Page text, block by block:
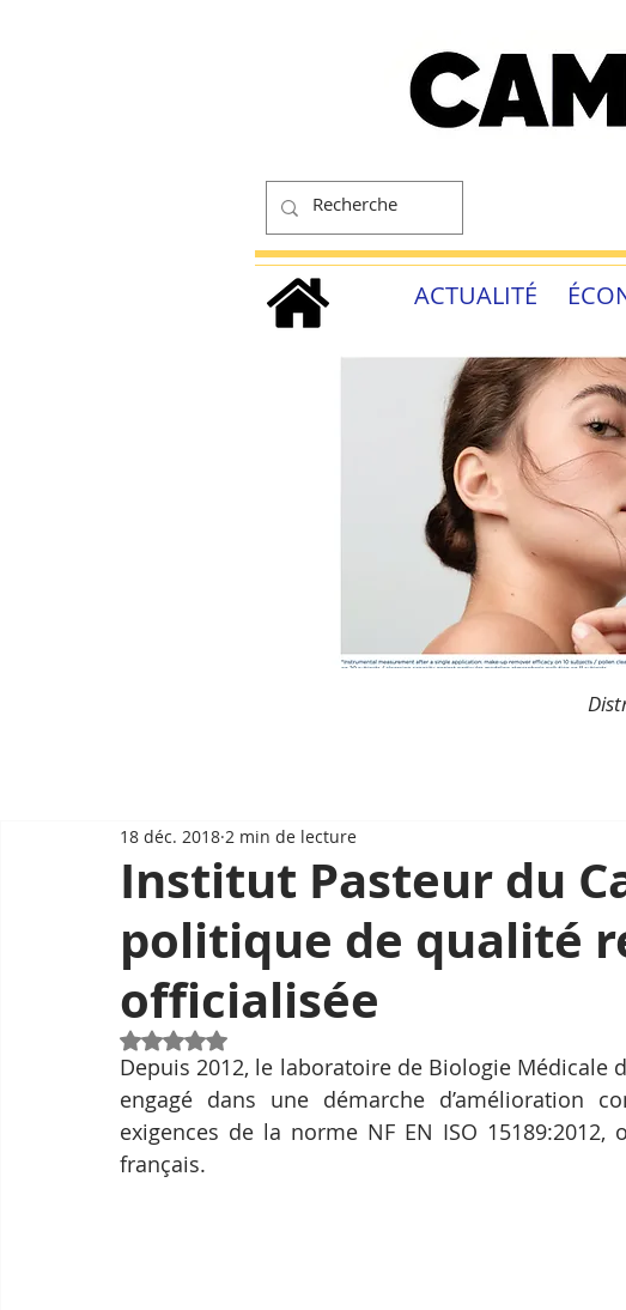
ACTUALITÉ
Institut Pasteur du
politique de qualité
officialisée
18 déc. 2018 2 min de lecture
Noté NaN étoiles sur 5.
Depuis 2012, le laboratoire de Biologie Médicale
engagé dans une démarche d’amélioration
exigences de la norme NF EN ISO
français.